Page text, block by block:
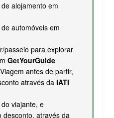
alojamento em
automóveis em
passeio para explorar
GetYourGuide
antes de partir,
através da IATI
viajante, e
desconto, através da